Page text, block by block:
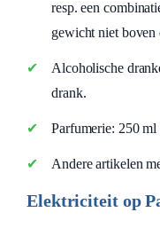
resp. een
gewicht niet
Alcoholische
drank.
Parfumerie: 250
Andere artikelen
Elektriciteit op